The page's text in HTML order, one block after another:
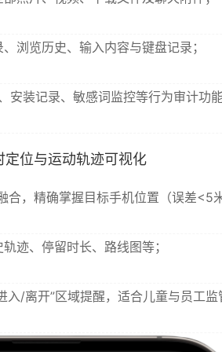
浏览历史、输入内容与键盘记录；
安装记录、敏感词监控等行为审计功能
定位与运动轨迹可视化
合，精确掌握目标手机位置（误差<5米
迹、停留时长、路线图等；
/离开”区域提醒，适合儿童与员工监